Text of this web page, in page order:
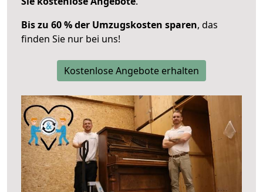
Bis zu 60 % der Umzugskosten sparen, das
finden Sie nur bei uns!
Kostenlose Angebote erhalten